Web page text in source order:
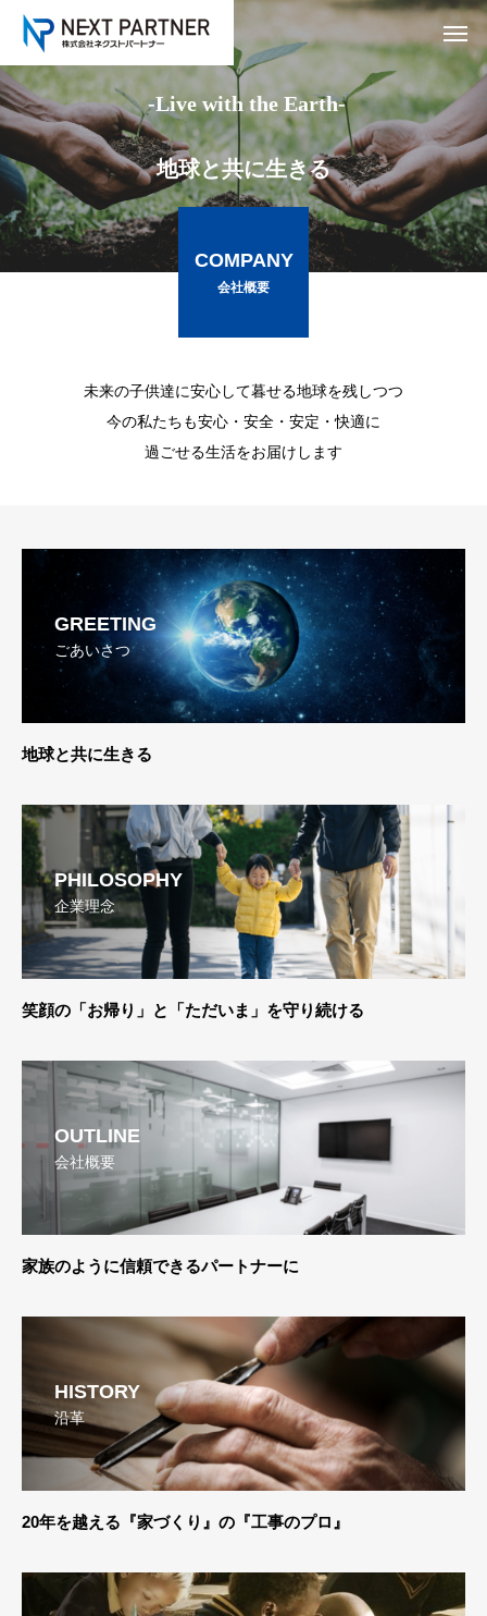
-Live with the Earth-
地球と共に生きる
COMPANY
会社概要
未来の子供達に安心して暮せる地球を残しつつ
今の私たちも安心・安全・安定・快適に過ごせる生活をお届けし
ます。
GREETING
ごあいさつ
-Live with the Earth-
PHILOSOPHY
企業理念
-Comfor And Confidence Always-
OUTLINE
会社概要
-We are Partner you can trust like Family-
HISTORY
沿革
-Proven Construction Professional-